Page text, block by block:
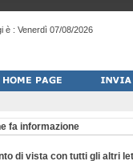
è : Venerdì 07/08/2026
fa informazione
di vista con tutti gli altri